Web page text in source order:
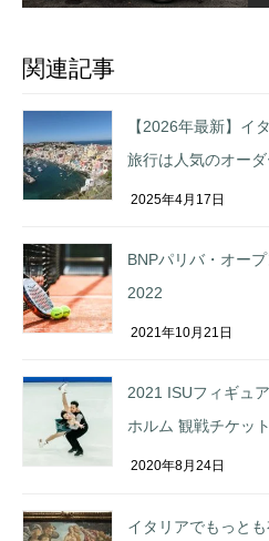
関連記事
【2026年最新】イ
旅行は人気のオー
2025年4月17日
BNPパリバ・オー
2022
2021年10月21日
2021 ISUフィギュ
ホルム 観戦チケッ
2020年8月24日
イタリアでもっと